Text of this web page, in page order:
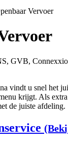
Vervoer
GVB,
vindt u snel het
krijgt. Als
de juiste afdeling.